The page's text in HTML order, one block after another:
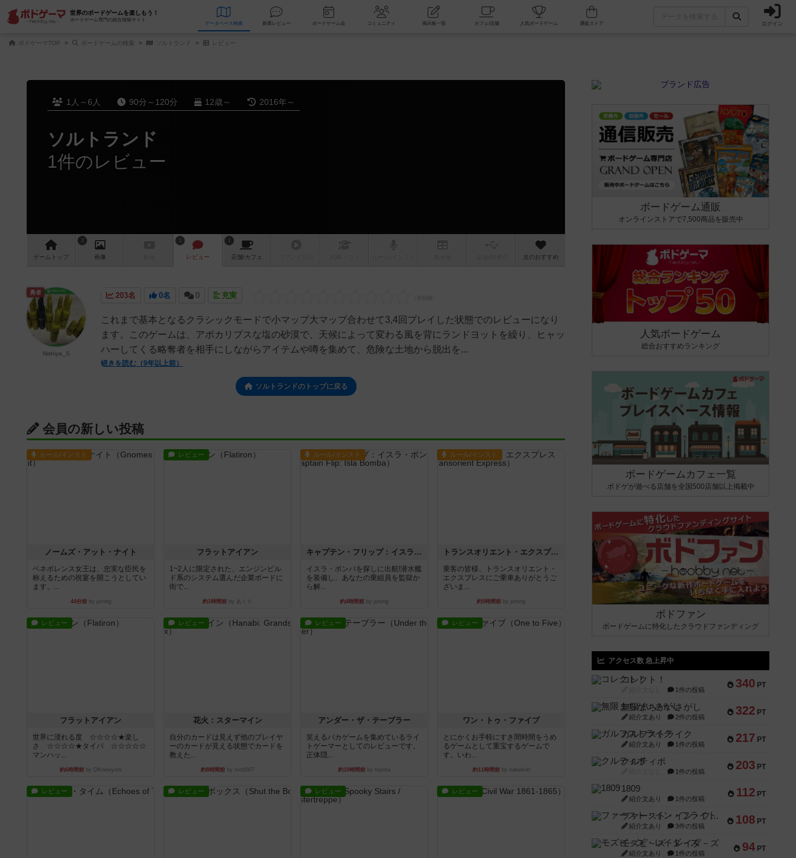
世界のボードゲームを楽しもう！
ボードゲーム専門の総合情報サイト
データベース 検索 新着レビュー ボードゲーム会 コミュニティ 掲示板一覧 カフェ/店舗 人気ボードゲーム ログイン
ボドゲーマTOP ボードゲームの検索 ソルトランド レビュー
1人～6人 90分～120分 12歳～ 2016年～
ソルトランド
1件のレビュー
ゲーム トップ
2
画像
1
レビュー
1
店舗/カフェ 次のおすすめ
203名 0名 0 充実
これまで基本となるクラシックモードで小マップ大マップ合わせて3,4回プレイした状態でのレビューになり
ます。このゲームは、アポカリプスな塩の砂漠で、天候によって変わる風を背にランドヨットを繰り、ヒャッ
ハーしてくる略奪者を相手にしながらアイテムや噂を集めて、危険な土地から脱出を...
続きを読む（9年以上前）
勇者
Nishiya_S
ソルトランドのトップに戻る
会員の新しい投稿
ルール/インスト
ノームズ・アット・ナイト
ベネボレンス女王は、忠実な臣民を
称えるための祝宴を開こうとしてい
ます。...
44分前by jurong
レビュー
フラットアイアン
1~2人に限定された、エンジンビル
ド系のシステム選んだ企業ボードに
街で...
約1時間前 by あくり
ルール/インスト
キャプテン・フリップ：イスラ・ボンバ
イスラ・ボンバを探しに出航!潜水艦
を装備し、あなたの乗組員を監獄か
ら解...
約4時間前 by jurong
ルール/インスト
トランスオリエント・エクスプレス
乗客の皆様、トランスオリエント・
エクスプレスにご乗車ありがとうご
ざいま...
約5時間前 by jurong
レビュー
フラットアイアン
世界に浸れる度 ☆☆☆☆★楽し
さ ☆☆☆☆★タイパ ☆☆☆☆☆
マンハッ...
約6時間前by DKnewyork
レビュー
花火：スターマイン
自分のカードは見えず他のプレイヤ
ーのカードが見える状態でカードを
教えた...
約8時間前 by mob567
レビュー
アンダー・ザ・テーブラー
笑えるバカゲームを集めているライ
トゲーマーとしてのレビューです。
正体隠...
約10時間前 by toyota
レビュー
ワン・トゥ・ファイブ
とにかくお手軽にすき間時間をうめ
るゲームとして重宝するゲームで
す。いわ...
約11時間前by nabekoh
レビュー レビュー レビュー レビュー
ボードゲーム通販
オンラインストアで7,500商品を販売中
人気ボードゲーム
総合おすすめランキング
ボードゲームカフェ一覧
ボドゲが遊べる店舗を全国500店舗以上掲載中
ボドファン
ボードゲームに特化したクラウドファンディング
アクセス数 急上昇中
340 PT
コレクト！
1件の投稿
322 PT
無限まちがいさがし
紹介文あり 2件の投稿
217 PT
ガルフストライク
紹介文あり 1件の投稿
203 PT
クルティボ
1件の投稿
112 PT
1809
紹介文あり 1件の投稿
108 PT
ファースト・イン・フライト
紹介文あり 3件の投稿
94 PT
モズビ－ズ・レイダ－ズ
紹介文あり 1件の投稿